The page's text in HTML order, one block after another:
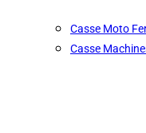
Casse Moto
Casse